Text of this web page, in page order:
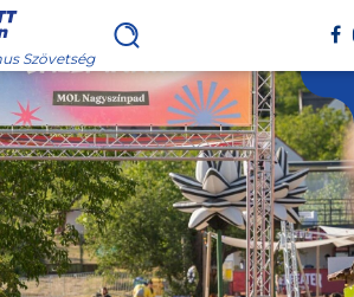
Szövetség